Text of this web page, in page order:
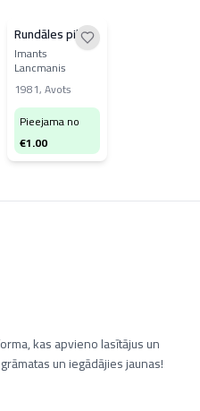
Rundāles pils
Imants
Lancmanis
1981,Avots
Pieejama no
€1.00
kas apvieno lasītājus un
un iegādājies jaunas!